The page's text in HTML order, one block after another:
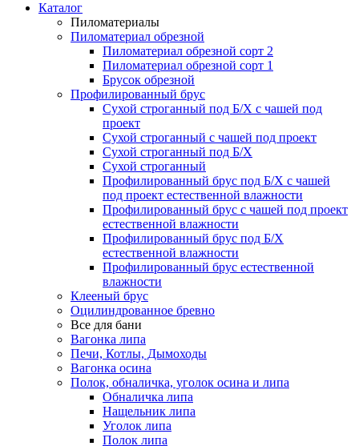
Каталог
Пиломатериалы
Пиломатериал обрезной
Пиломатериал обрезной сорт 2
Пиломатериал обрезной сорт 1
Брусок обрезной
Профилированный брус
Сухой строганный под Б/Х с чашей под
проект
Сухой строганный с чашей под проект
Сухой строганный под Б/Х
Сухой строганный
Профилированный брус под Б/Х с чашей
под проект естественной влажности
Профилированный брус с чашей под проект
естественной влажности
Профилированный брус под Б/Х
естественной влажности
Профилированный брус естественной
влажности
Клееный брус
Оцилиндрованное бревно
Все для бани
Вагонка липа
Печи, Котлы, Дымоходы
Вагонка осина
Полок, обналичка, уголок осина и липа
Обналичка липа
Нащельник липа
Уголок липа
Полок липа